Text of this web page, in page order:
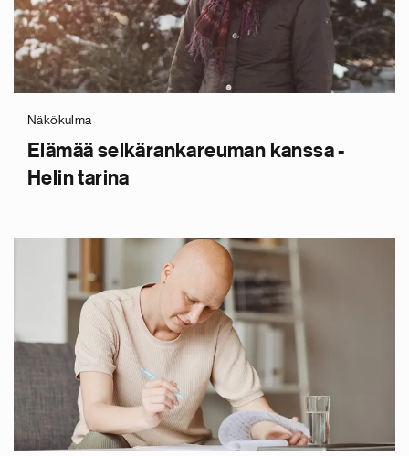
Näkökulma
Elämää selkärankareuman kanssa -
Helin tarina